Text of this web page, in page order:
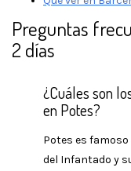
Preguntas
2 días
¿Cuáles son
en Potes?
Potes es
del Infantado y